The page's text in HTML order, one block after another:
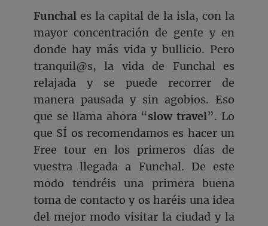
Funchal es la capital de la isla, con la
mayor concentración de gente y en
donde hay más vida y bullicio. Pero
tranquil@s, la vida de Funchal es
relajada y se puede recorrer de
manera pausada y sin agobios. Eso
que se llama ahora “slow travel”. Lo
que SÍ os recomendamos es hacer un
Free tour en los primeros días de
vuestra llegada a Funchal. De este
modo tendréis una primera buena
toma de contacto y os haréis una idea
del mejor modo visitar la ciudad y la